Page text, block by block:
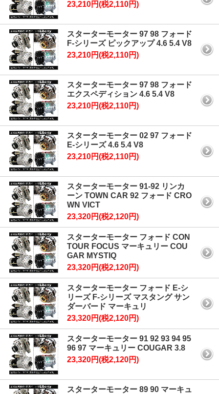
23,210円(税2,110円)
スターターモーター 97 98 フォード
F-シリーズ ピックアップ 4.6 5.4 V8
23,210円(税2,110円)
スターターモーター 97 98 フォード
エクスペディション 4.6 5.4 V8
23,210円(税2,110円)
スターターモーター 02 97 フォード
E-シリーズ 4.6 5.4 V8
23,210円(税2,110円)
スターターモーター 91-92 リンカ
ーン TOWN CAR 92 フォード CRO
WN VICT
23,320円(税2,120円)
スターターモーター フォード CON
TOUR FOCUS マーキュリー COU
GAR MYSTIQ
23,320円(税2,120円)
スターターモーター フォード E-シ
リーズ F-シリーズ マスタング サン
ダーバード マーキュリ
23,320円(税2,120円)
スターターモーター 91 92 93 94 95
96 97 マーキュリー COUGAR 3.8
23,320円(税2,120円)
スターターモーター 89 90 マーキュ